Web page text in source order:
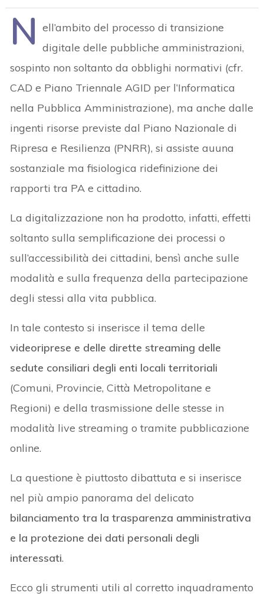
N ell’ambito del processo di transizione
digitale delle pubbliche amministrazioni,
sospinto non soltanto da obblighi normativi (cfr.
CAD e Piano Triennale AGID per l’Informatica
nella Pubblica Amministrazione), ma anche dalle
ingenti risorse previste dal Piano Nazionale di
Ripresa e Resilienza (PNRR), si assiste auuna
sostanziale ma fisiologica ridefinizione dei
rapporti tra PA e cittadino.
La digitalizzazione non ha prodotto, infatti, effetti
soltanto sulla semplificazione dei processi o
sull’accessibilità dei cittadini, bensì anche sulle
modalità e sulla frequenza della partecipazione
degli stessi alla vita pubblica.
In tale contesto si inserisce il tema delle
videoriprese e delle dirette streaming delle
sedute consiliari degli enti locali territoriali
(Comuni, Provincie, Città Metropolitane e
Regioni) e della trasmissione delle stesse in
modalità live streaming o tramite pubblicazione
online.
La questione è piuttosto dibattuta e si inserisce
nel più ampio panorama del delicato
bilanciamento tra la trasparenza amministrativa
e la protezione dei dati personali degli
interessati.
Ecco gli strumenti utili al corretto inquadramento